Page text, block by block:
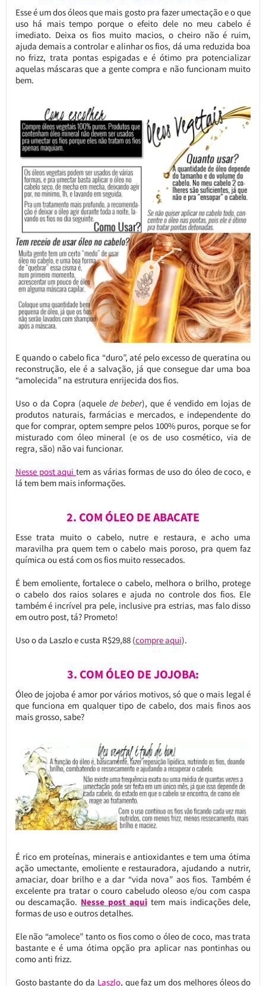
Esse é um dos óleos que mais gosto pra fazer umectação e o que
uso há mais tempo porque o efeito dele no meu cabelo é
imediato. Deixa os fios muito macios, o cheiro não é ruim,
ajuda demais a controlar e alinhar os fios, dá uma reduzida boa
no frizz, trata pontas espigadas e é ótimo pra potencializar
aquelas máscaras que a gente compra e não funcionam muito
bem.
E quando o cabelo fica “duro”, até pelo excesso de queratina ou
reconstrução, ele é a salvação, já que consegue dar uma boa
“amolecida” na estrutura enrijecida dos fios.
Uso o da Copra (aquele de beber), que é vendido em lojas de
produtos naturais, farmácias e mercados, e independente do
que for comprar, optem sempre pelos 100% puros, porque se for
misturado com óleo mineral (e os de uso cosmético, via de
regra, são) não vai funcionar.
Nesse post aquitem as várias formas de uso do óleo de coco, e
lá tem bem mais informações.
2. COM ÓLEO DE ABACATE
Esse trata muito o cabelo, nutre e restaura, e acho uma
maravilha pra quem tem o cabelo mais poroso, pra quem faz
química ou está com os fios muito ressecados.
É bem emoliente, fortalece o cabelo, melhora o brilho, protege
o cabelo dos raios solares e ajuda no controle dos fios. Ele
também é incrível pra pele, inclusive pra estrias, mas falo disso
em outro post, tá? Prometo!
Uso o da Laszlo e custa R$29,88 (compre aqui).
3. COM ÓLEO DE JOJOBA:
Óleo de jojoba é amor por vários motivos, só que o mais legal é
que funciona em qualquer tipo de cabelo, dos mais finos aos
mais grosso, sabe?
É rico em proteínas, minerais e antioxidantes e tem uma ótima
ação umectante, emoliente e restauradora, ajudando a nutrir,
amaciar, doar brilho e a dar “vida nova” aos fios. Também é
excelente pra tratar o couro cabeludo oleoso e/ou com caspa
ou descamação. Nesse post aqui tem mais indicações dele,
formas de uso e outros detalhes.
Ele não “amolece” tanto os fios como o óleo de coco, mas trata
bastante e é uma ótima opção pra aplicar nas pontinhas ou
como anti frizz.
Gosto bastante do da Laszlo, que faz um dos melhores óleos do